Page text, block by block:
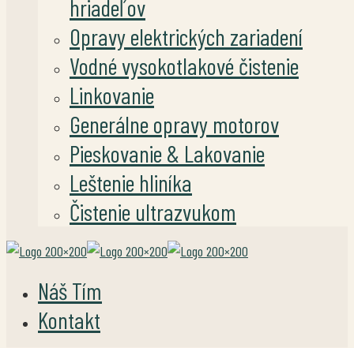
hriadeľov
Opravy elektrických zariadení
Vodné vysokotlakové čistenie
Linkovanie
Generálne opravy motorov
Pieskovanie & Lakovanie
Leštenie hliníka
Čistenie ultrazvukom
Náš Tím
Kontakt